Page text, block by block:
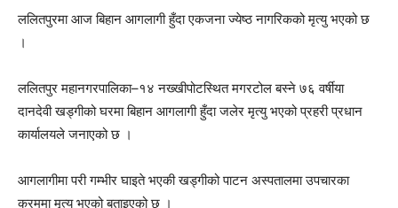
ललितपुरमा आज बिहान आगलागी हुँदा एकजना ज्येष्ठ नागरिकको मृत्यु भएको छ
।
ललितपुर महानगरपालिका–१४ नख्खीपोटस्थित मगरटोल बस्ने ७६ वर्षीया
दानदेवी खड्गीको घरमा बिहान आगलागी हुँदा जलेर मृत्यु भएको प्रहरी प्रधान
कार्यालयले जनाएको छ ।
आगलागीमा परी गम्भीर घाइते भएकी खड्गीको पाटन अस्पतालमा उपचारका
क्रममा मृत्यु भएको बताइएको छ ।